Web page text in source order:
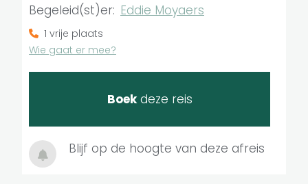
Begeleid(st)er: Eddie Moyaers
1 vrije plaats
Wie gaat er mee?
Boekdeze reis
Blijf op de hoogte van deze afreis